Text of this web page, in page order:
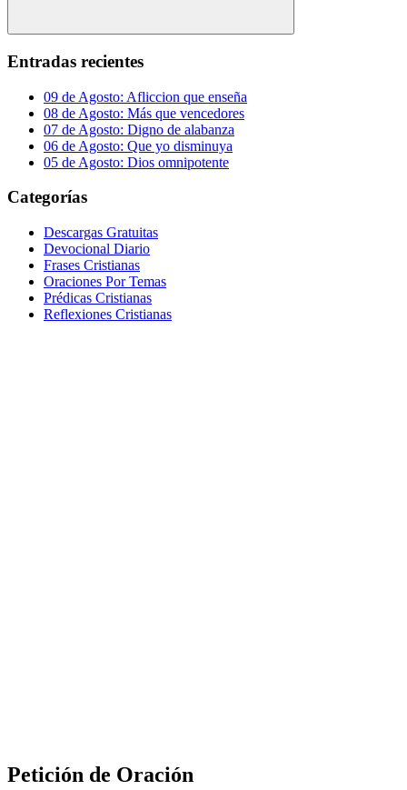
Buscar
Entradas recientes
09 de Agosto: Afliccion que enseña
08 de Agosto: Más que vencedores
07 de Agosto: Digno de alabanza
06 de Agosto: Que yo disminuya
05 de Agosto: Dios omnipotente
Categorías
Descargas Gratuitas
Devocional Diario
Frases Cristianas
Oraciones Por Temas
Prédicas Cristianas
Reflexiones Cristianas
Petición de Oración